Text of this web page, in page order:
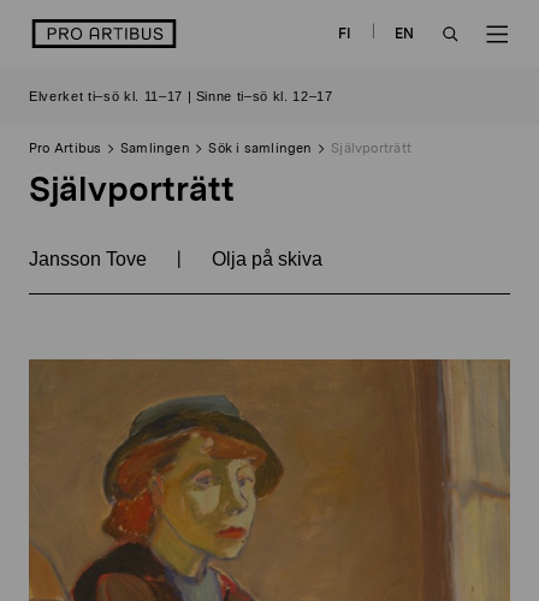
logo FI
EN
Elverket ti–sö kl. 11–17 | Sinne ti–sö kl. 12–17
Pro Artibus Samlingen Sök i samlingen Självporträtt
Självporträtt
Jansson Tove | Olja på skiva